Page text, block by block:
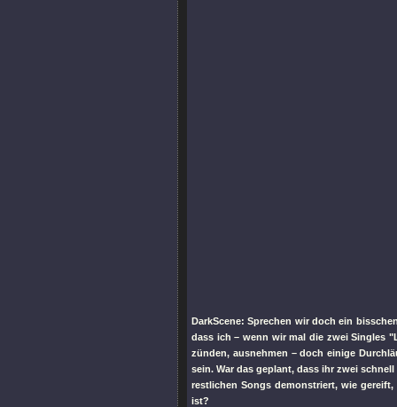
DarkScene: Sprechen wir doch ein
dass ich – wenn wir mal die zwei Singles
zünden, ausnehmen – doch einige
sein. War das geplant, dass ihr zwei
restlichen Songs demonstriert, wie
ist?